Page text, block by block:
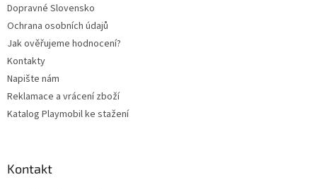
Dopravné Slovensko
Ochrana osobních údajů
Jak ověřujeme hodnocení?
Kontakty
Napište nám
Reklamace a vrácení zboží
Katalog Playmobil ke stažení
Kontakt